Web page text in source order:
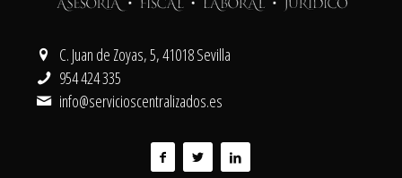
C. Juan de Zoyas, 5, 41018 Sevilla
954 424 335
info@servicioscentralizados.es